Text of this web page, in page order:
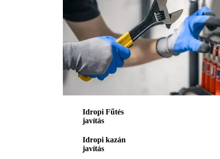
Idropi Fűtés
javítás
Idropi kazán
javítás